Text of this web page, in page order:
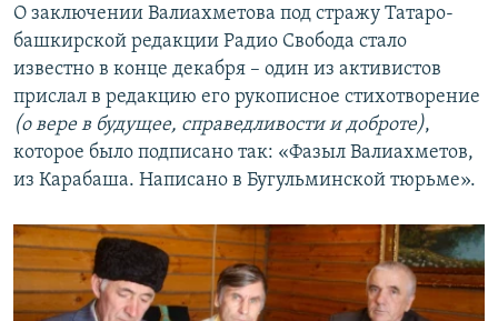
О заключении Валиахметова под стражу Татаро-
башкирской редакции Радио Свобода стало
известно в конце декабря – один из активистов
прислал в редакцию его рукописное стихотворение
(о вере в будущее, справедливости и доброте),
которое было подписано так: «Фазыл Валиахметов,
из Карабаша. Написано в Бугульминской тюрьме».